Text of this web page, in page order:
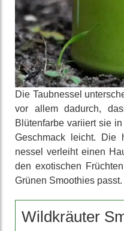
Die Taub­nessel
vor allem dadurch,
Blüten­farbe variiert sie
Geschmack leicht. Die
nessel verleiht einen
den exo­tischen
Grünen Smoothies passt.
Wildkräuter